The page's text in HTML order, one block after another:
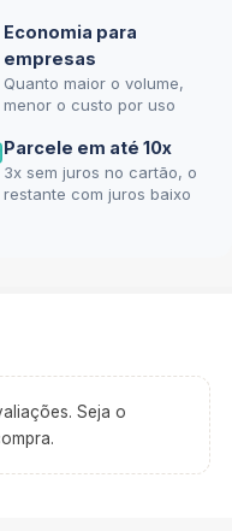
Economia para
empresas
Quanto maior o volume,
menor o custo por uso
Parcele em até 10x
3x sem juros no cartão, o
restante com juros baixo
Seja o